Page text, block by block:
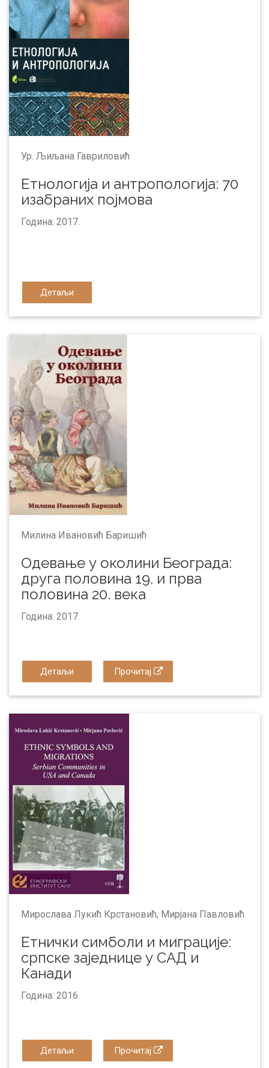
Ур. Љиљана Гавриловић
Етнологија и антропологија: 70
изабраних појмова
Година: 2017.
Детаљи
Милина Ивановић Баришић
Одевање у околини Београда:
друга половина 19. и прва
половина 20. века
Година: 2017.
Детаљи Прочитај
Мирослава Лукић Крстановић, Мирјана Павловић
Етнички симболи и миграције:
српске заједнице у САД и
Канади
Година: 2016.
Детаљи Прочитај